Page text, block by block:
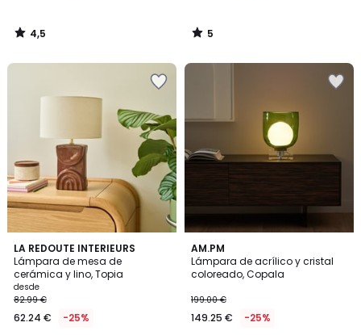
4,5
/
5
/
LA REDOUTE INTERIEURS
Lámpara de mesa de
cerámica y lino, Topia
desde
82.99 €
62.24 € -25%
4,6
/ 5
2
Colores
AM.PM
Lámpara de acrílico y cristal
coloreado, Copala
199.00 €
149.25 € -25%
4,3
/ 5